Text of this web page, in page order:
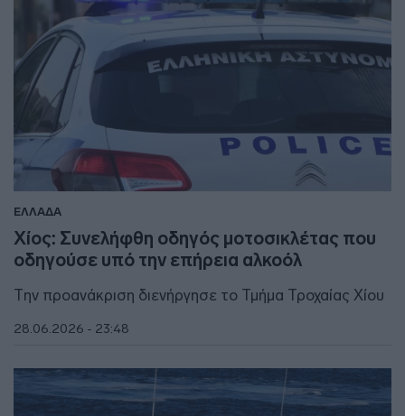
ΕΛΛΑΔΑ
Χίος: Συνελήφθη οδηγός μοτοσικλέτας που
οδηγούσε υπό την επήρεια αλκοόλ
Την προανάκριση διενήργησε το Τμήμα Τροχαίας Χίου
28.06.2026 - 23:48